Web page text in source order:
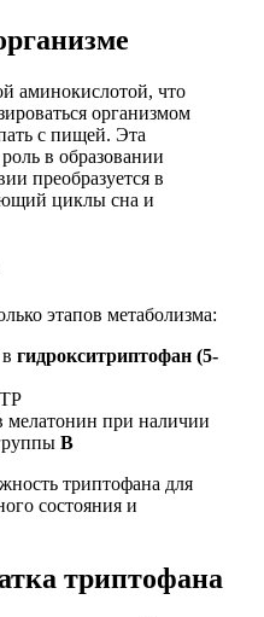
аминокислотой, что
организмом
с пищей. Эта
в образовании
преобразуется в
циклы сна и
этапов метаболизма:
гидрокситриптофан (5-
мелатонин при наличии
В
триптофана для
состояния и
триптофана